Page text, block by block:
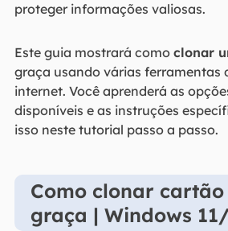
proteger informações valiosas.
Este guia mostrará como clonar
graça usando várias ferramentas
internet. Você aprenderá as
disponíveis e as instruções
isso neste tutorial passo a passo.
Como clonar cartão
graça | Windows